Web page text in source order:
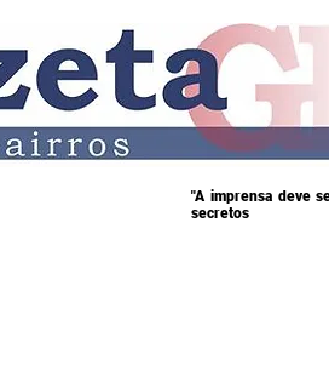
"A imprensa deve
secretos